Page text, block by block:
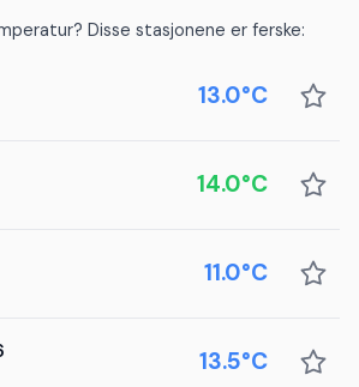
Disse stasjonene er ferske:
13.0°C
14.0°C
11.0°C
13.5°C